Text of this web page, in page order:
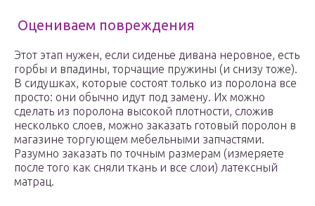
Оцениваем повреждения
Этот этап нужен, если сиденье дивана неровное, есть
горбы и впадины, торчащие пружины (и снизу тоже).
В сидушках, которые состоят только из поролона все
просто: они обычно идут под замену. Их можно
сделать из поролона высокой плотности, сложив
несколько слоев, можно заказать готовый поролон в
магазине торгующем мебельными запчастями.
Разумно заказать по точным размерам (измеряете
после того как сняли ткань и все слои) латексный
матрац.